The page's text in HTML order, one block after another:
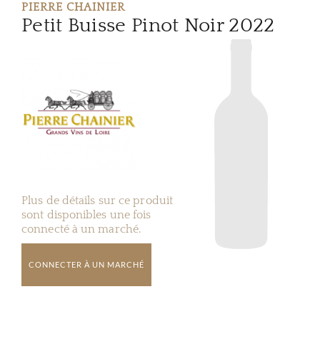
PIERRE CHAINIER
Petit Buisse Pinot Noir 2022
Plus de détails sur ce produit
sont disponibles une fois
connecté à un marché.
CONNECTER À UN MARCHÉ